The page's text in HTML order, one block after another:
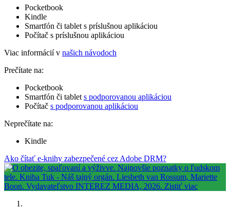
Pocketbook
Kindle
Smartfón či tablet s príslušnou aplikáciou
Počítač s príslušnou aplikáciou
Viac informácií v našich návodoch
Prečítate na:
Pocketbook
Smartfón či tablet s podporovanou aplikáciou
Počítač s podporovanou aplikáciou
Neprečítate na:
Kindle
Ako čítať e-knihy zabezpečené cez Adobe DRM?